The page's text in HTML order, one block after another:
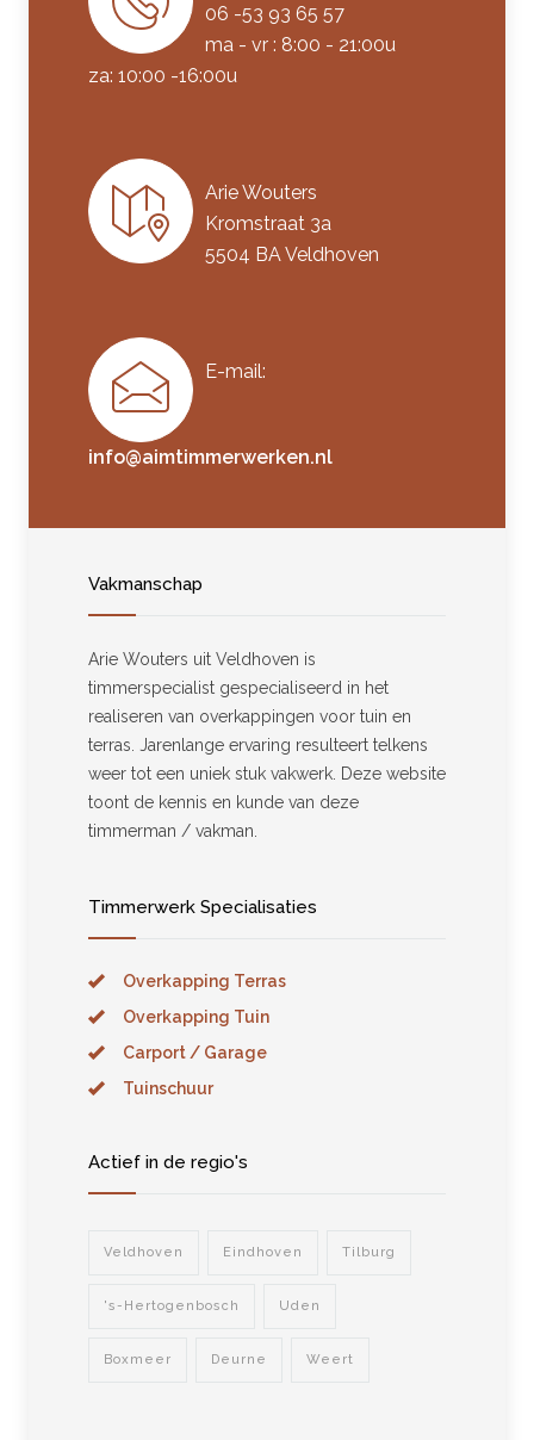
06 -53 93 65 57
ma - vr : 8:00 - 21:00u
za: 10:00 -16:00u
Arie Wouters
Kromstraat 3a
5504 BA Veldhoven
E-mail:
info@aimtimmerwerken.nl
Vakmanschap
Arie Wouters uit Veldhoven is
timmerspecialist gespecialiseerd in het
realiseren van overkappingen voor tuin en
terras. Jarenlange ervaring resulteert telkens
weer tot een uniek stuk vakwerk. Deze website
toont de kennis en kunde van deze
timmerman / vakman.
Timmerwerk Specialisaties
Overkapping Terras
Overkapping Tuin
Carport / Garage
Tuinschuur
Actief in de regio's
Veldhoven Eindhoven Tilburg
's-Hertogenbosch Uden
Boxmeer Deurne Weert